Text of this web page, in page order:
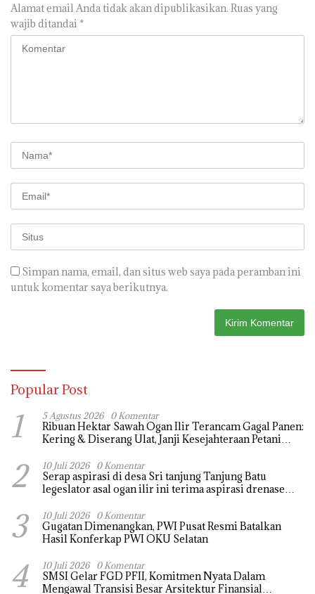
Alamat email Anda tidak akan dipublikasikan. Ruas yang
wajib ditandai *
Simpan nama, email, dan situs web saya pada peramban ini
untuk komentar saya berikutnya.
Popular Post
1 5 Agustus 2026 0 Komentar
Ribuan Hektar Sawah Ogan Ilir Terancam Gagal Panen:
Kering & Diserang Ulat, Janji Kesejahteraan Petani
2 10 Juli 2026 0 Komentar
Serap aspirasi di desa Sri tanjung Tanjung Batu
legeslator asal ogan ilir ini terima aspirasi drenase
hujan
3 10 Juli 2026 0 Komentar
Gugatan Dimenangkan, PWI Pusat Resmi Batalkan
Hasil Konferkap PWI OKU Selatan
4 10 Juli 2026 0 Komentar
SMSI Gelar FGD PFII, Komitmen Nyata Dalam
Mengawal Transisi Besar Arsitektur Finansial